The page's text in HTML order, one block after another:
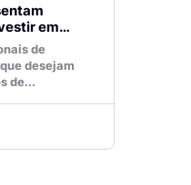
em
eficiência
de
desejam
de...